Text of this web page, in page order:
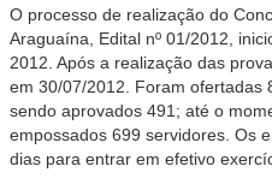
O processo de realização do
Araguaína, Edital nº 01/2012,
2012. Após a realização das
em 30/07/2012. Foram ofertadas
sendo aprovados 491; até o
empossados 699 servidores. Os
dias para entrar em efetivo